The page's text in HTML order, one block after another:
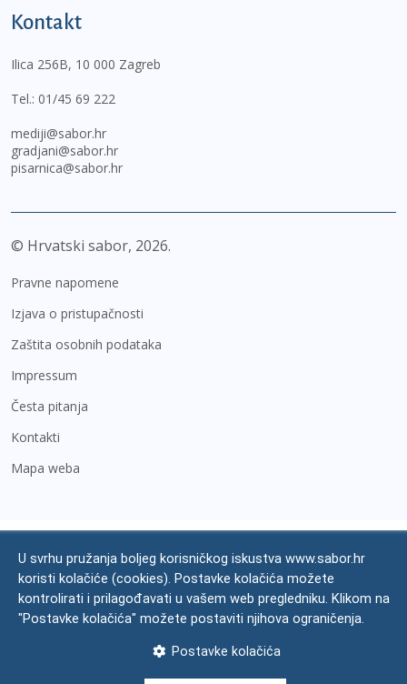
Kontakt
Ilica 256B, 10 000 Zagreb
Tel.: 01/45 69 222
mediji@sabor.hr
gradjani@sabor.hr
pisarnica@sabor.hr
© Hrvatski sabor, 2026
Pravne napomene
Izjava o pristupačnosti
Zaštita osobnih podataka
Impressum
Česta pitanja
Kontakti
Mapa weba
U svrhu pružanja boljeg korisničkog iskustva www.sabor.hr
koristi kolačiće (cookies). Postavke kolačića možete
kontrolirati i prilagođavati u vašem web pregledniku. Klikom na
"Postavke kolačića" možete postaviti njihova ograničenja.
Postavke kolačića